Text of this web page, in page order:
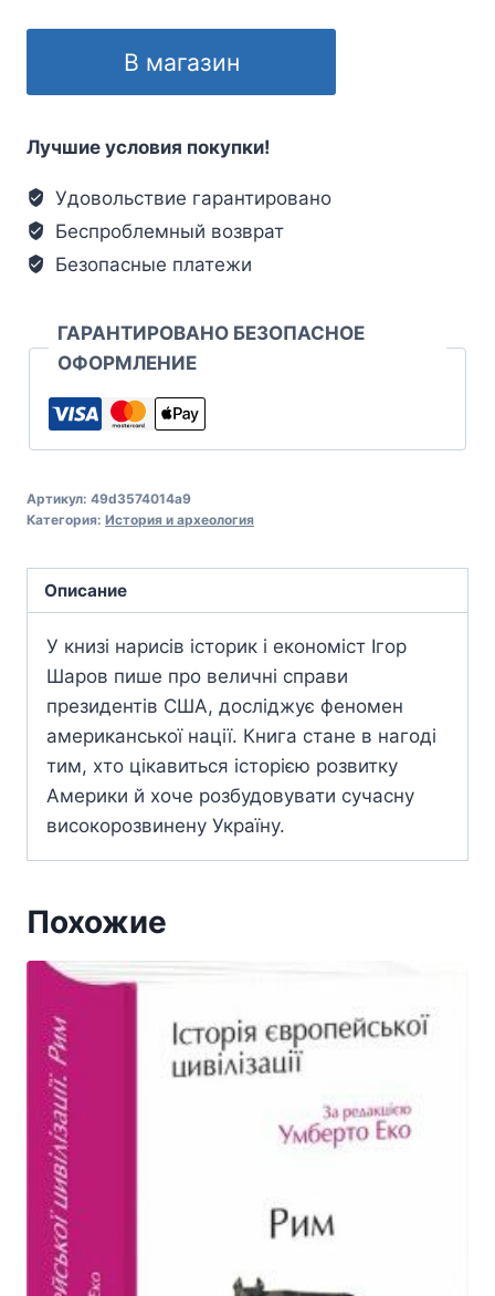
В магазин
Лучшие условия покупки!
Удовольствие гарантировано
Беспроблемный возврат
Безопасные платежи
ГАРАНТИРОВАНО БЕЗОПАСНОЕ
ОФОРМЛЕНИЕ
Артикул: 49d3574014a9
Категория: История и археология
Описание
У книзі нарисів історик і економіст Ігор
Шаров пише про величні справи
президентів США, досліджує феномен
американської нації. Книга стане в нагоді
тим, хто цікавиться історією розвитку
Америки й хоче розбудовувати сучасну
високорозвинену Україну.
Похожие